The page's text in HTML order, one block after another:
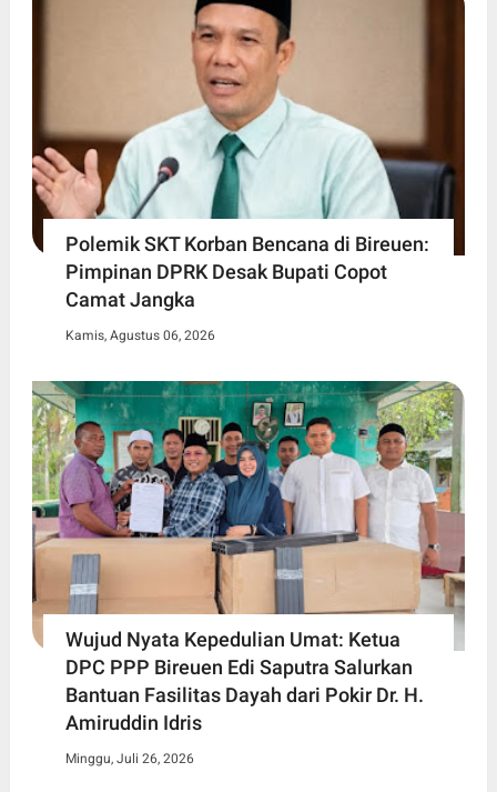
Polemik SKT Korban Bencana di Bireuen:
Pimpinan DPRK Desak Bupati Copot
Camat Jangka
Kamis, Agustus 06, 2026
Wujud Nyata Kepedulian Umat: Ketua
DPC PPP Bireuen Edi Saputra Salurkan
Bantuan Fasilitas Dayah dari Pokir Dr. H.
Amiruddin Idris
Minggu, Juli 26, 2026